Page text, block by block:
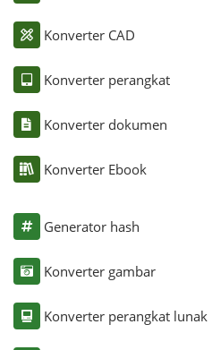
Konverter CAD
Konverter perangkat
Konverter dokumen
Konverter Ebook
Generator hash
Konverter gambar
Konverter perangkat lunak